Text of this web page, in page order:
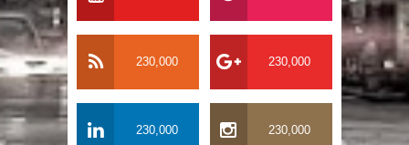
230,000 230,000
230,000 230,000